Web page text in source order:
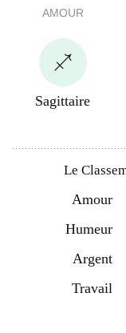
AMOUR
Sagittaire
Le
Amour
Humeur
Argent
Travail